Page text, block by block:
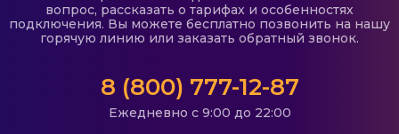
вопрос, рассказать о тарифах и особенностях
подключения. Вы можете бесплатно позвонить на нашу
горячую линию или заказать обратный звонок.
8 (800) 777-12-87
Ежедневно с 9:00 до 22:00